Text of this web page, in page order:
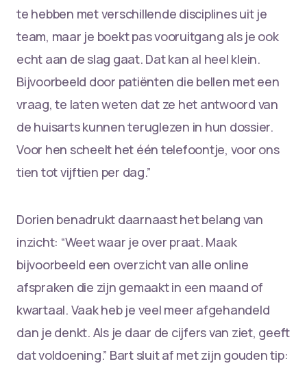
te hebben met verschillende disciplines uit je
team, maar je boekt pas vooruitgang als je ook
echt aan de slag gaat. Dat kan al heel klein.
Bijvoorbeeld door patiënten die bellen met een
vraag, te laten weten dat ze het antwoord van
de huisarts kunnen teruglezen in hun dossier.
Voor hen scheelt het één telefoontje, voor ons
tien tot vijftien per dag.”
Dorien benadrukt daarnaast het belang van
inzicht: “Weet waar je over praat. Maak
bijvoorbeeld een overzicht van alle online
afspraken die zijn gemaakt in een maand of
kwartaal. Vaak heb je veel meer afgehandeld
dan je denkt. Als je daar de cijfers van ziet, geeft
dat voldoening.” Bart sluit af met zijn gouden tip: